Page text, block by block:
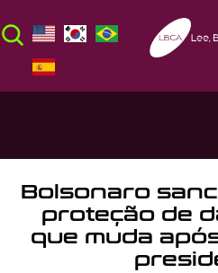
Bolsonaro
proteção de
que muda